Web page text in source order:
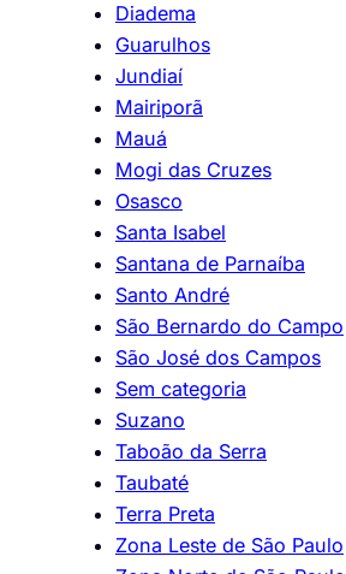
Diadema
Guarulhos
Jundiaí
Mairiporã
Mauá
Mogi das Cruzes
Osasco
Santa Isabel
Santana de Parnaíba
Santo André
São Bernardo do Campo
São José dos Campos
Sem categoria
Suzano
Taboão da Serra
Taubaté
Terra Preta
Zona Leste de São Paulo